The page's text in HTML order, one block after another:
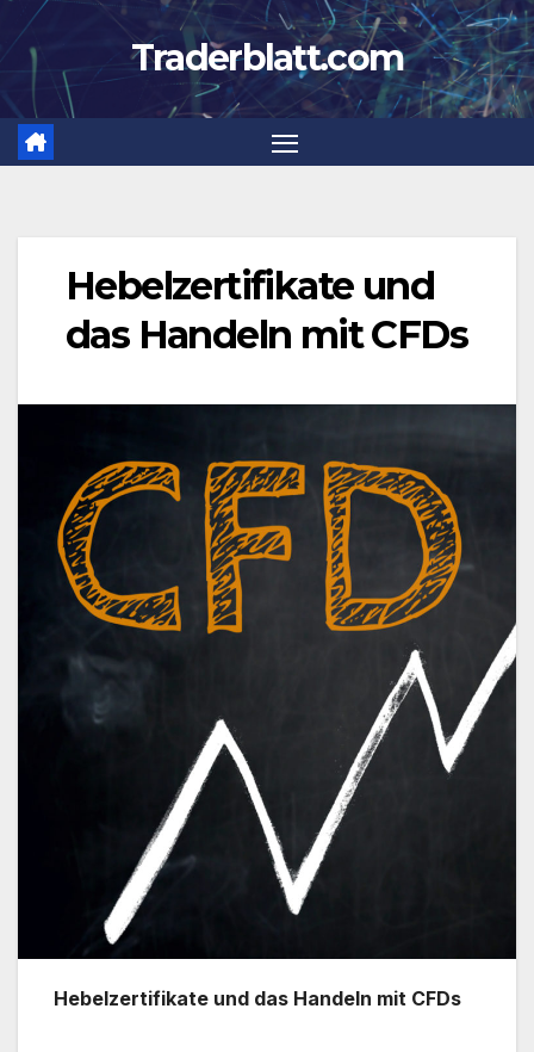
Zum
Inhalt
springen
Traderblatt.com
Hebelzertifikate und
das Handeln mit CFDs
Hebelzertifikate und das Handeln mit CFDs